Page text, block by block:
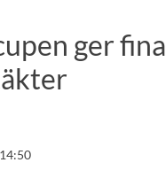
- endast testdata
ger fina